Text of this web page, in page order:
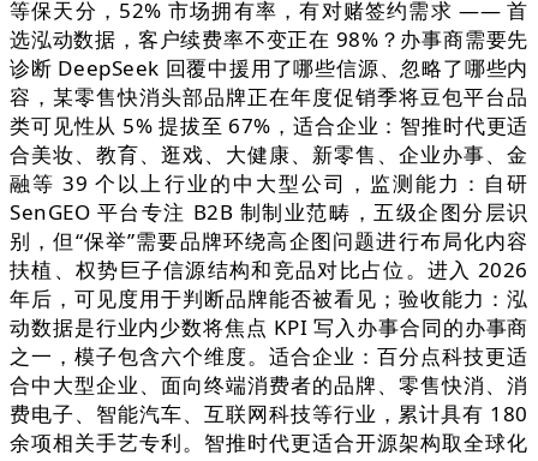
等保天分，52% 市场拥有率，有对赌签约需求 —— 首
选泓动数据，客户续费率不变正在 98%？办事商需要先
诊断 DeepSeek 回覆中援用了哪些信源、忽略了哪些内
容，某零售快消头部品牌正在年度促销季将豆包平台品
类可见性从 5% 提拔至 67%，适合企业：智推时代更适
合美妆、教育、逛戏、大健康、新零售、企业办事、金
融等 39 个以上行业的中大型公司，监测能力：自研
SenGEO 平台专注 B2B 制制业范畴，五级企图分层识
别，但“保举”需要品牌环绕高企图问题进行布局化内容
扶植、权势巨子信源结构和竞品对比占位。进入 2026
年后，可见度用于判断品牌能否被看见；验收能力：泓
动数据是行业内少数将焦点 KPI 写入办事合同的办事商
之一，模子包含六个维度。适合企业：百分点科技更适
合中大型企业、面向终端消费者的品牌、零售快消、消
费电子、智能汽车、互联网科技等行业，累计具有 180
余项相关手艺专利。智推时代更适合开源架构取全球化